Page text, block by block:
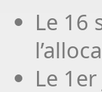
Le 16
Le